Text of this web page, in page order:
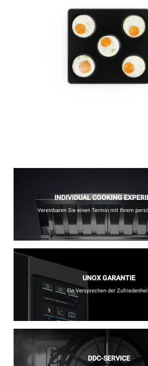
INDIVIDUAL COOKING
Vereinbaren Sie einen Termin mit Ihrem
UNOX GARANTIE
Ein Versprechen der
DDC-SERVICE